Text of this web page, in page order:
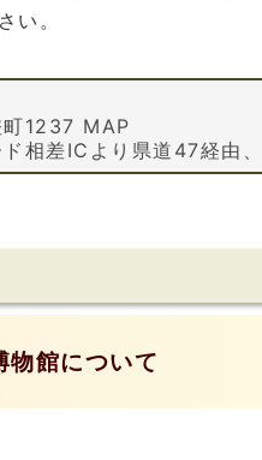
い。
町1237 MAP
相差ICより県道47経由
物館について